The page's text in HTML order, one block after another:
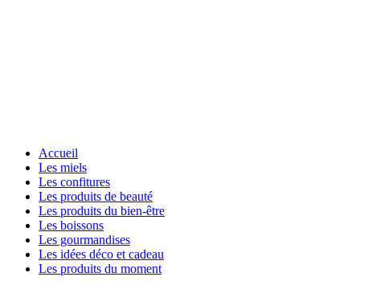
Accueil
Les miels
Les confitures
Les produits de beauté
Les produits du bien-être
Les boissons
Les gourmandises
Les idées déco et cadeau
Les produits du moment